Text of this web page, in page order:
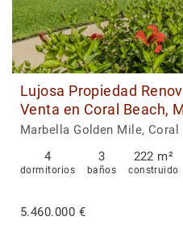
Lujosa Propiedad
Venta en Coral Beach,
Marbella Golden Mile, Coral
4
dormitorios
3
baños
222 m²
construido
5.460.000 €